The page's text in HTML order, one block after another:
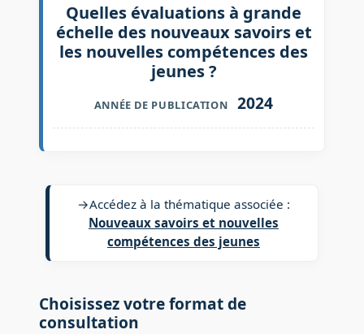
Quelles évaluations à grande
échelle des nouveaux savoirs et
les nouvelles compétences des
jeunes ?
ANNÉE DE PUBLICATION 2024
→Accédez à la thématique associée :
Nouveaux savoirs et nouvelles
compétences des jeunes
Choisissez votre format de
consultation